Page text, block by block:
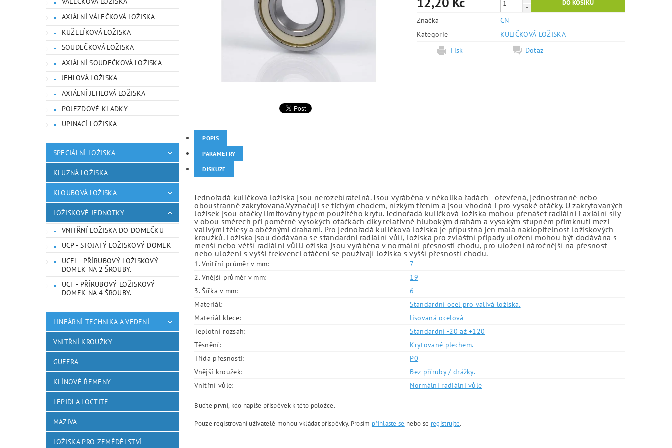
AXIÁLNÍ VÁLEČKOVÁ LOŽISKA
KUŽELÍKOVÁ LOŽISKA
SOUDEČKOVÁ LOŽISKA
AXIÁLNÍ SOUDEČKOVÁ LOŽISKA
JEHLOVÁ LOŽISKA
AXIÁLNÍ JEHLOVÁ LOŽISKA
POJEZDOVÉ KLADKY
UPINACÍ LOŽISKA
SPECIÁLNÍ LOŽISKA
KLUZNÁ LOŽISKA
KLOUBOVÁ LOŽISKA
LOŽISKOVÉ JEDNOTKY
VNITŘNÍ LOŽISKA DO DOMEČKU
UCP - STOJATÝ LOŽISKOVÝ DOMEK
UCFL - PŘÍRUBOVÝ LOŽISKOVÝ
DOMEK NA 2 ŠROUBY.
UCF - PŘÍRUBOVÝ LOŽISKOVÝ
DOMEK NA 4 ŠROUBY.
LINEÁRNÍ TECHNIKA A VEDENÍ
VNITŘNÍ KROUŽKY
GUFERA
KLÍNOVÉ ŘEMENY
LEPIDLA LOCTITE
MAZIVA
LOŽISKA PRO ZEMĚDĚLSTVÍ
Značka
CN
Kategorie
KULIČKOVÁ LOŽISKA
Tisk
Dotaz
POPIS
PARAMETRY
DISKUZE
Jednořadá kuličková ložiska jsou nerozebíratelná. Jsou vyráběna v několika řadách - otevřená, jednostranně nebo
oboustranně zakrytovaná.Vyznačují se tichým chodem, nízkým třením a jsou vhodná i pro vysoké otáčky. U zakrytovaných
ložisek jsou otáčky limitovány typem použitého krytu. Jednořadá kuličková ložiska mohou přenášet radiální i axiální síly
v obou směrech při poměrně vysokých otáčkách díky relativně hlubokým drahám a vysokým stupněm přimknutí mezi
valivými tělesy a oběžnými drahami. Pro jednořadá kuličková ložiska je přípustná jen malá naklopitelnost ložiskových
kroužků. Ložiska jsou dodávána se standardní radiální vůlí, ložiska pro zvláštní případy uložení mohou být dodávána s
menší nebo větší radiální vůlí.Ložiska jsou vyráběna v normální přesnosti chodu, pro uložení náročnější na přesnost
nebo uložení s vyšší frekvencí otáčení se používají ložiska s vyšší přesností chodu.
1. Vnitřní průměr v mm:
7
2. Vnější průměr v mm:
19
3. Šířka v mm:
6
Materiál:
Standardní ocel pro valivá ložiska.
Materiál klece:
lisovaná ocelová
Teplotní rozsah:
Standardní -20 až +120
Těsnění:
Krytované plechem.
Třída přesnosti:
P0
Vnější kroužek:
Bez příruby / drážky.
Vnitřní vůle:
Normální radiální vůle
Buďte první, kdo napíše příspěvek k této položce.
Pouze registrovaní uživatelé mohou vkládat příspěvky. Prosím přihlaste se nebo se registrujte.